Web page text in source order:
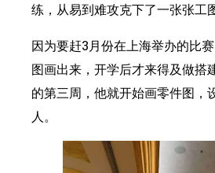
练，从易到难攻克下了一张张工图
因为要赶3月份在上海举办的比
图画出来，开学后才来得及做搭
的第三周，他就开始画零件图，
人。